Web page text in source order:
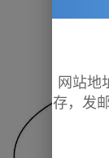
网站地
存，发